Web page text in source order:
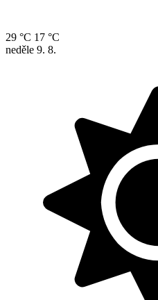
29 °C 17 °C
neděle 9. 8.